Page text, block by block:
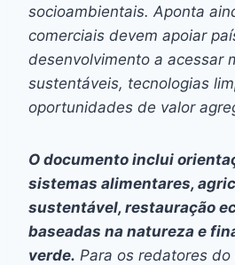
socioambientais. Aponta
comerciais devem apoiar
desenvolvimento a acessar
sustentáveis, tecnologias
oportunidades de valor
O documento inclui
sistemas alimentares,
sustentável, restauração
baseadas na natureza e
verde. Para os redatores do